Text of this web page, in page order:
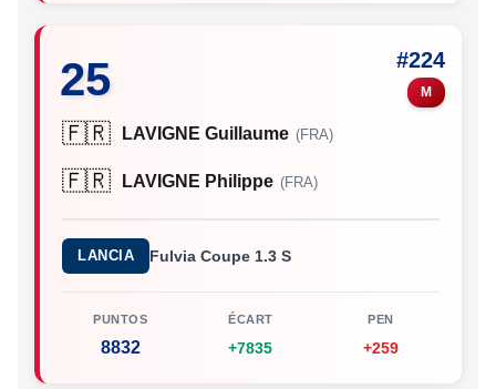
25 #224
M
🇫🇷 LAVIGNE Guillaume (FRA)
🇫🇷 LAVIGNE Philippe (FRA)
LANCIA Fulvia Coupe 1.3 S
PUNTOS
8832
ÉCART
+7835
PEN
+259